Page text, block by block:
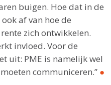
buigen. Hoe dat in de
af van hoe de
zich ontwikkelen.
invloed. Voor de
uit: PME is namelijk wel
communiceren.” ●